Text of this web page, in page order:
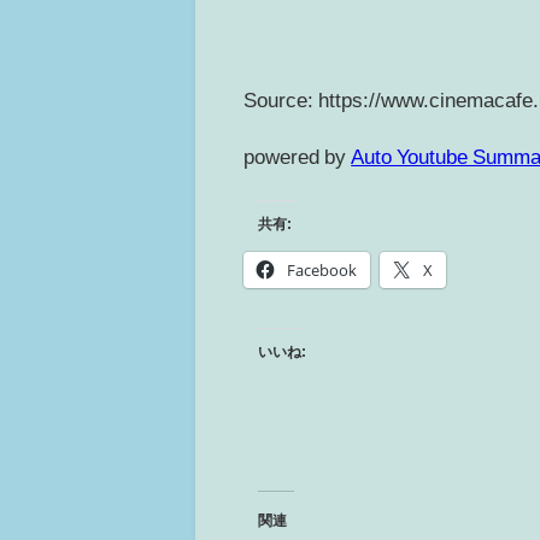
Source: https://
powered by Auto Youtube
共有:
Facebook X
いいね:
関連